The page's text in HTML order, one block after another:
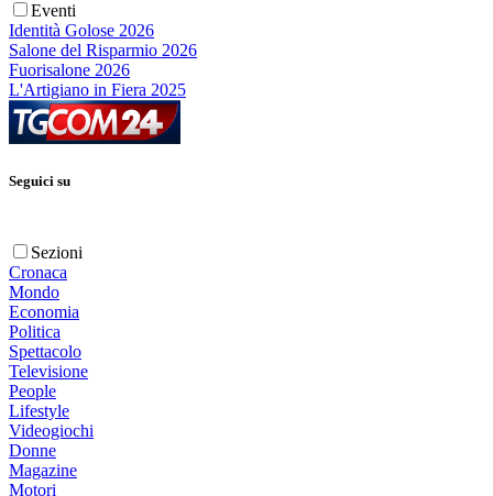
Eventi
Identità Golose 2026
Salone del Risparmio 2026
Fuorisalone 2026
L'Artigiano in Fiera 2025
Seguici su
Sezioni
Cronaca
Mondo
Economia
Politica
Spettacolo
Televisione
People
Lifestyle
Videogiochi
Donne
Magazine
Motori